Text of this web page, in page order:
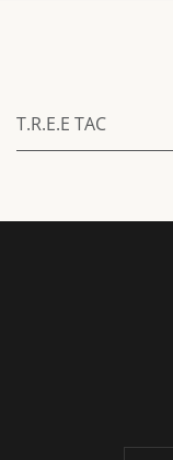
T.R.E.E TAC